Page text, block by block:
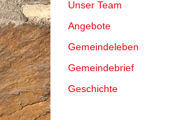
Unser Team
Angebote
Gemeindeleben
Gemeindebrief
Geschichte